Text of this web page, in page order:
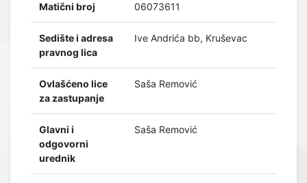
Matični broj 06073611
Sedište i adresa
pravnog lica
Ive Andrića bb, Kruševac
Ovlašćeno lice
za zastupanje
Saša Remović
Glavni i
odgovorni
urednik
Saša Remović